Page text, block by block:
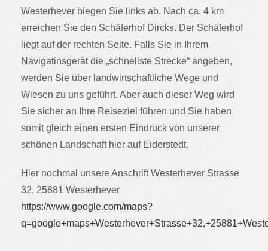
Westerhever biegen Sie links ab. Nach ca. 4 km
erreichen Sie den Schäferhof Dircks. Der Schäferhof
liegt auf der rechten Seite. Falls Sie in Ihrem
Navigatinsgerät die „schnellste Strecke“ angeben,
werden Sie über landwirtschaftliche Wege und
Wiesen zu uns geführt. Aber auch dieser Weg wird
Sie sicher an Ihre Reiseziel führen und Sie haben
somit gleich einen ersten Eindruck von unserer
schönen Landschaft hier auf Eiderstedt.
Hier nochmal unsere Anschrift Westerhever Strasse
32, 25881 Westerhever
https://www.google.com/maps?